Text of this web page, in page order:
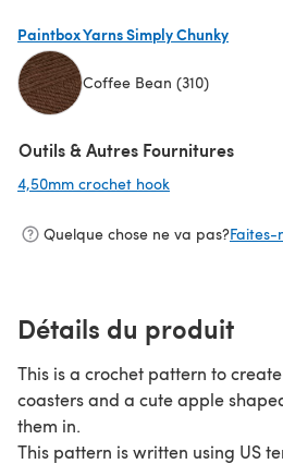
Paintbox Yarns Simply Chunky
Coffee Bean (310)
Outils & Autres Fournitures
4,50mm crochet hook
Quelque chose ne va pas?Faites-
Détails du produit
This is a crochet pattern to
coasters and a cute apple
them in.
This pattern is written using US